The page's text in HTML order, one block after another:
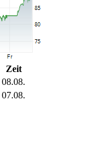
Zeit
08.08.
07.08.